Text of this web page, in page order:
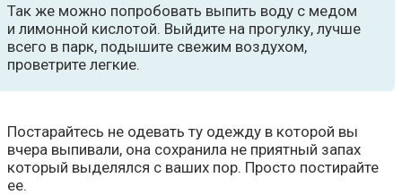
Так же можно попробовать выпить воду с медом
и лимонной кислотой. Выйдите на прогулку, лучше
всего в парк, подышите свежим воздухом,
проветрите легкие.
Постарайтесь не одевать ту одежду в которой вы
вчера выпивали, она сохранила не приятный запах
который выделялся с ваших пор. Просто постирайте
ее.